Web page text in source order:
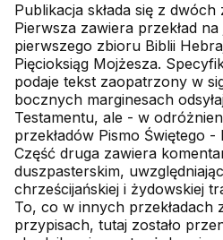
Publikacja składa się z
Pierwsza zawiera przekład
pierwszego zbioru Biblii
Pięcioksiąg Mojżesza.
podaje tekst zaopatrzony w
bocznych marginesach
Testamentu, ale - w
przekładów Pismo Świętego
Część druga zawiera
duszpasterskim,
chrześcijańskiej i żydowskiej
To, co w innych przekładach
przypisach, tutaj zostało